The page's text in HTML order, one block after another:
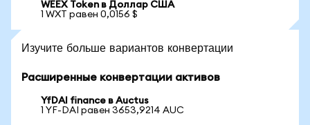
WEEX Token в Доллар США
1 WXT равен 0,0156 $
Изучите больше вариантов конвертации
Расширенные конвертации активов
YfDAI finance в Auctus
1 YF-DAI равен 3653,9214 AUC